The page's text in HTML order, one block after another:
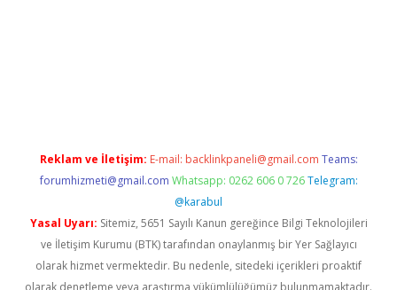
Reklam ve İletişim: E-mail: backlinkpaneli@gmail.com Teams:
forumhizmeti@gmail.com Whatsapp: 0262 606 0 726 Telegram:
@karabul
Yasal Uyarı: Sitemiz, 5651 Sayılı Kanun gereğince Bilgi Teknolojileri
ve İletişim Kurumu (BTK) tarafından onaylanmış bir Yer Sağlayıcı
olarak hizmet vermektedir. Bu nedenle, sitedeki içerikleri proaktif
olarak denetleme veya araştırma yükümlülüğümüz bulunmamaktadır.